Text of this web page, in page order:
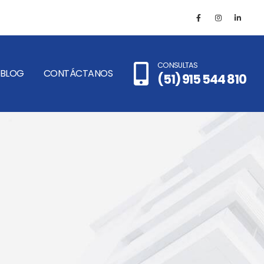
BLOG CONTÁCTANOS
CONSULTAS
(51) 915 544 810